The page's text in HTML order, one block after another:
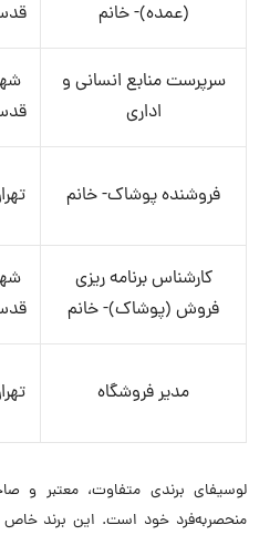
(عمده)- خانم
سرپرست منابع انسانی و
اداری
فروشنده پوشاک- خانم
کارشناس برنامه ریزی
فروش (پوشاک)- خانم
مدیر فروشگاه
لوسیفای برندی متفاوت، معتبر و
منحصربه‌فرد خود است. این برند خاص